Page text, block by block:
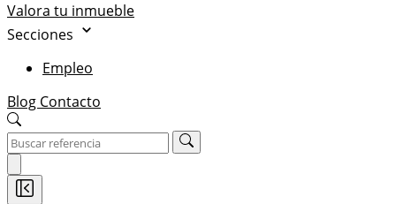
Valora tu inmueble
Secciones
Empleo
Blog Contacto